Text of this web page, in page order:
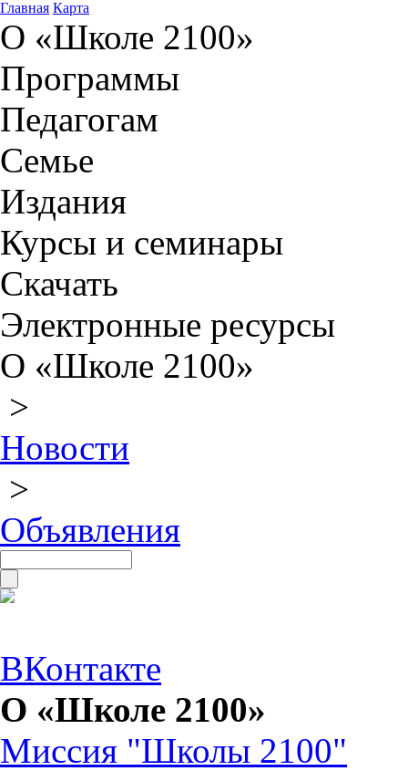
Главная Карта
О «Школе 2100»
Программы
Педагогам
Семье
Издания
Курсы и семинары
Скачать
Электронные ресурсы
О «Школе 2100»
>
Новости
>
Объявления
ВКонтакте
О «Школе 2100»
Миссия "Школы 2100"